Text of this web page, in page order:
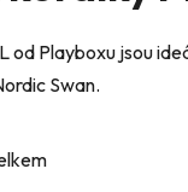
od Playboxu jsou
Swan.